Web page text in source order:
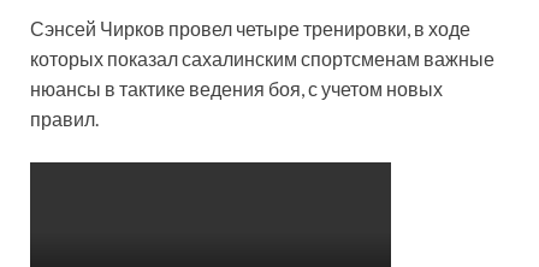
Сэнсей Чирков провел четыре тренировки, в ходе
которых показал сахалинским спортсменам важные
нюансы в тактике ведения боя, с учетом новых
правил.